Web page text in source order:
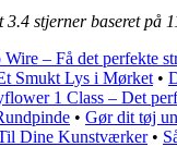
3.4 stjerner baseret på
– Få det perfekte
Smukt Lys i Mørket •
1 Class – Det
• Gør dit tøj
Dine Kunstværker•